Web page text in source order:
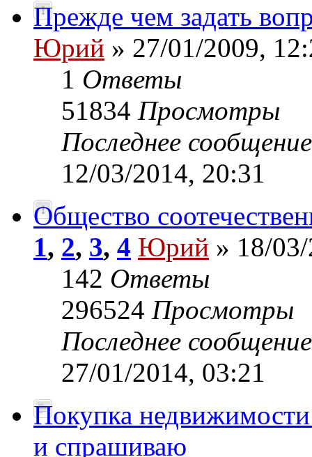
Прежде чем задать
Юрий » 27/01/2009,
1 Ответы
51834 Просмотры
Последнее
12/03/2014, 20:31
Общество
1, 2, 3, 4 Юрий » 18/
142 Ответы
296524 Просмотры
Последнее
27/01/2014, 03:21
Покупка
и спрашиваю